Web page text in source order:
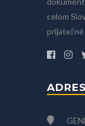
celom
prijateľné